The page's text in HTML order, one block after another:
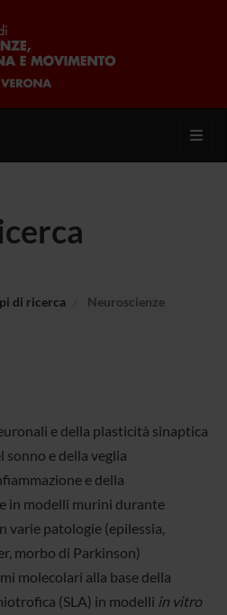
di ricerca Neuroscienze
e della plasticità sinaptica
sonno e della veglia
e della
in modelli murini durante
varie patologie (epilessia,
morbo di Parkinson)
molecolari alla base della
(SLA) in modelli in vitro